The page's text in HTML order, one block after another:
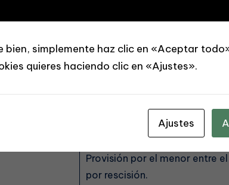
(p.ej., desmantelamiento).
Tratamiento resumido
Provisión por el menor entre
por rescisión.
bien, simplemente haz clic en «Aceptar
quieres haciendo clic en «Ajustes».
Ajustes